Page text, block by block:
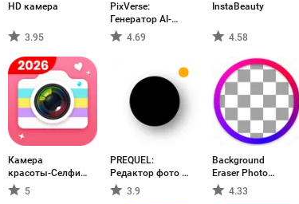
HD камера
3.95
PixVerse:
Генератор AI-
видео4.69
InstaBeauty
4.58
Камера
красоты-Селфи,
Наклейка
5
PREQUEL:
Редактор фото и
видео
3.9
Background
Eraser Photo
Editor4.33